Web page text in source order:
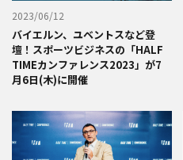
2023/06/12
バイエルン、ユベントスなど登
壇！スポーツビジネスの「HALF
TIMEカンファレンス2023」が7
月6日(木)に開催